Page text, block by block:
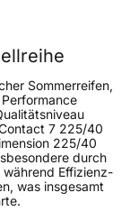
Sommerreifen,
7 225/40
225/40
durch
während Effizienz-
was insgesamt